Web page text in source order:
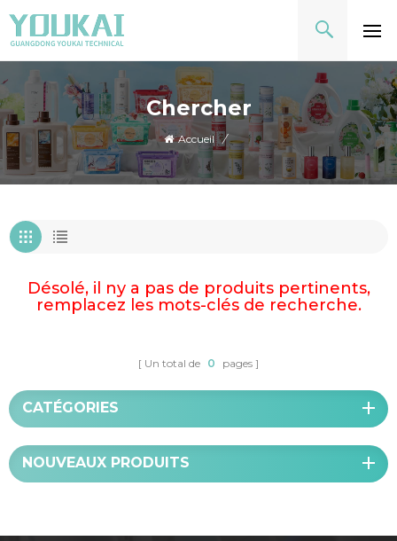
Chercher
Accueil /
Désolé, il ny a pas de produits pertinents,
remplacez les mots-clés de recherche.
Un total de 0 pages
CATÉGORIES
NOUVEAUX PRODUITS